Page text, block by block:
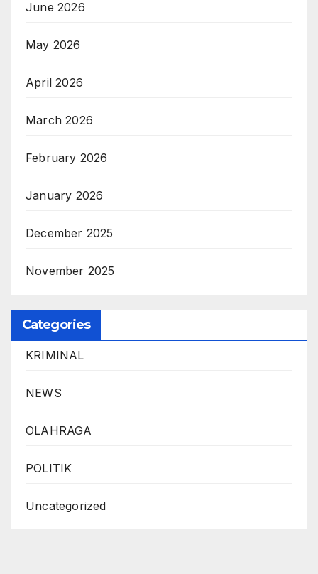
June 2026
May 2026
April 2026
March 2026
February 2026
January 2026
December 2025
November 2025
Categories
KRIMINAL
NEWS
OLAHRAGA
POLITIK
Uncategorized